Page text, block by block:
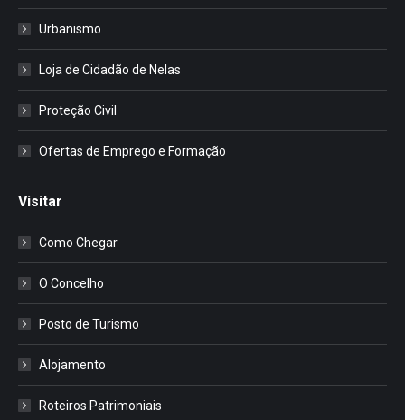
Urbanismo
Loja de Cidadão de Nelas
Proteção Civil
Ofertas de Emprego e Formação
Visitar
Como Chegar
O Concelho
Posto de Turismo
Alojamento
Roteiros Patrimoniais